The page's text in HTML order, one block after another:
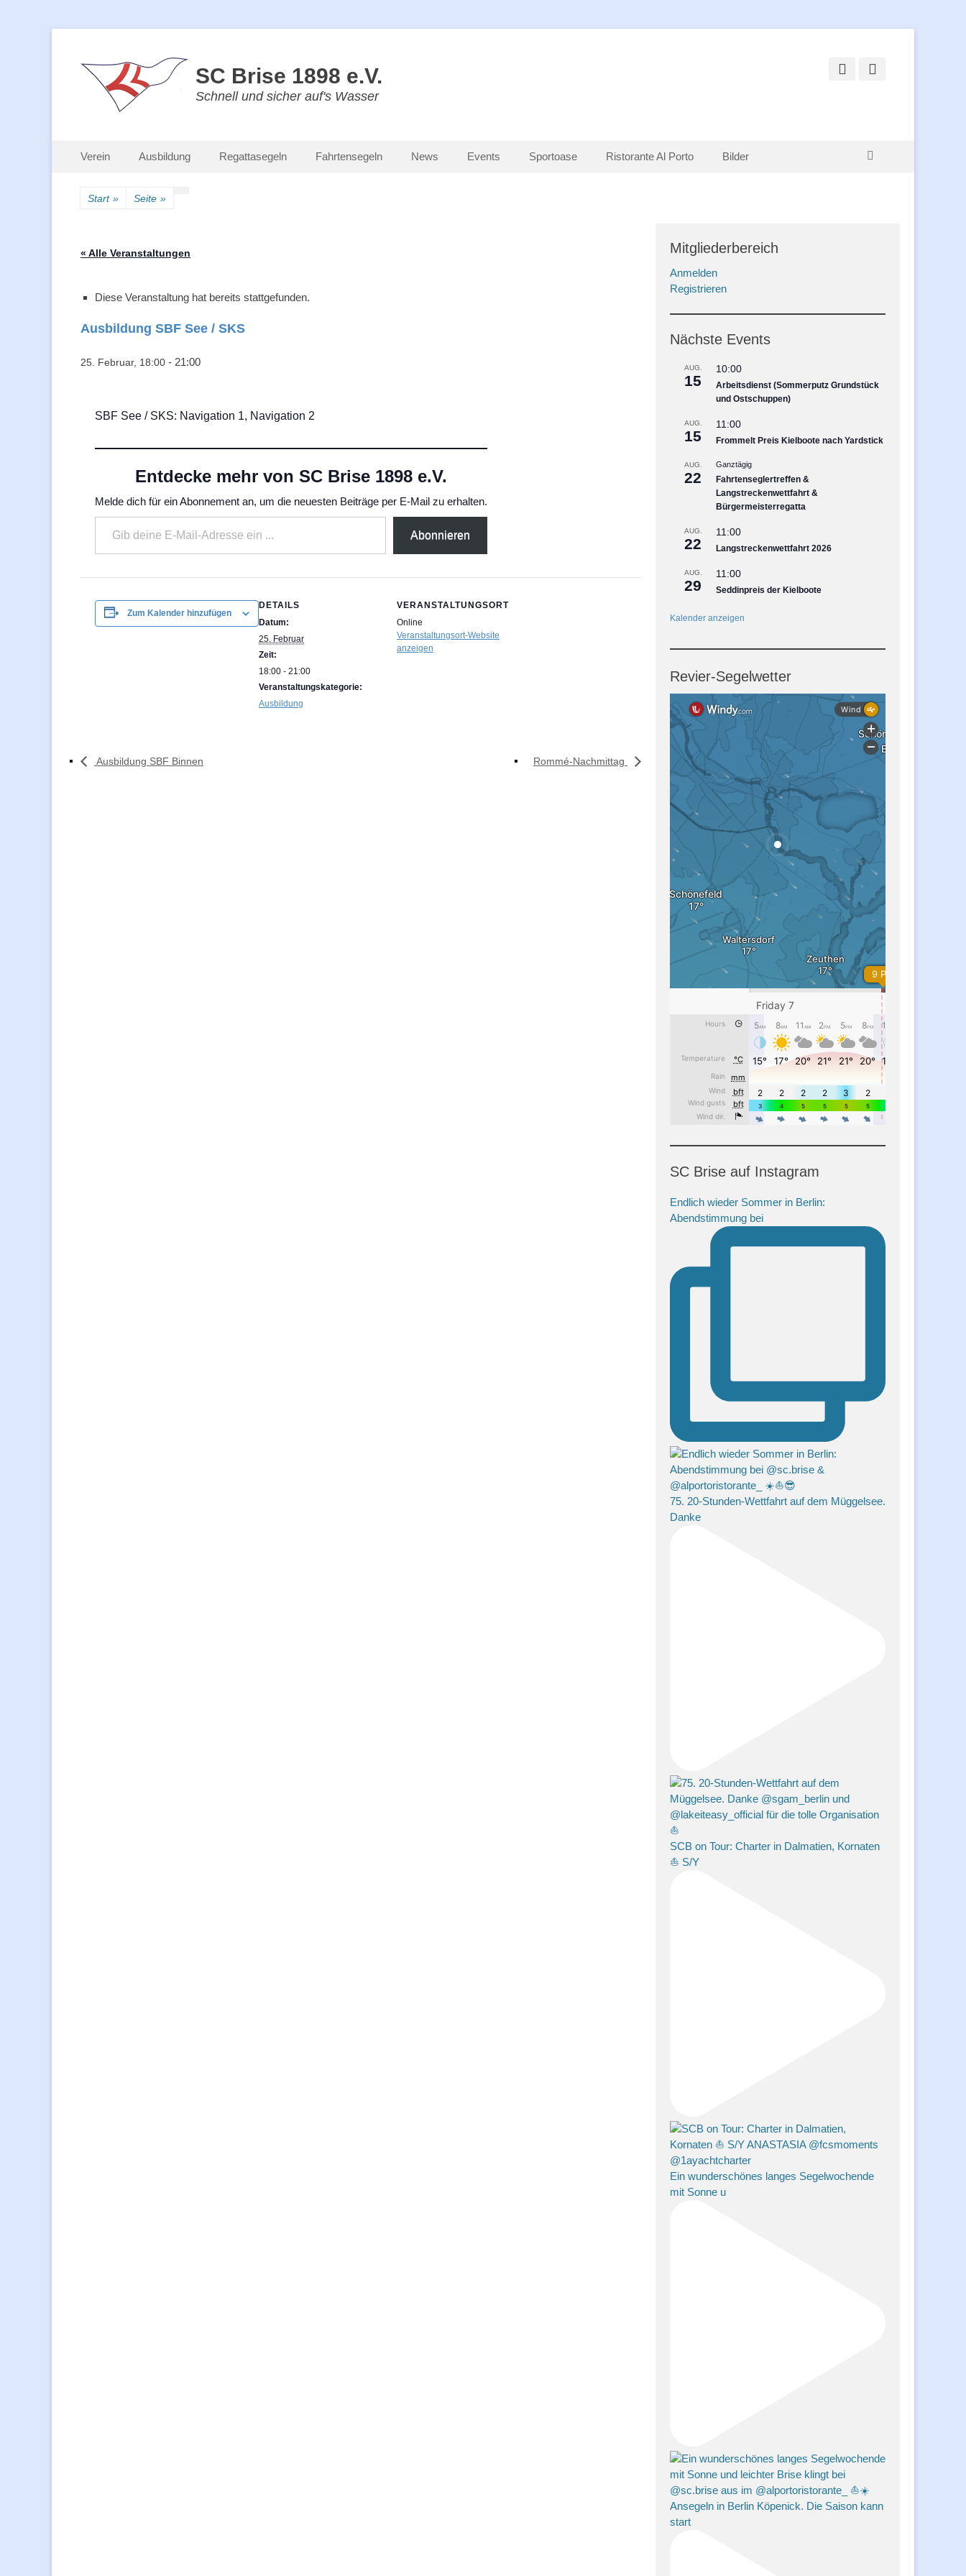
SC Brise 1898 e.V.
Schnell und sicher auf's Wasser
Facebook
Primäres Menü
Inhalt
Verein Ausbildung Regattasegeln Fahrtensegeln News Events Sportoase Ristorante Al Porto Bilder
Start » Seite »
« Alle Veranstaltungen
Diese Veranstaltung hat bereits stattgefunden.
Ausbildung SBF See / SKS
25. Februar, 18:00 - 21:00
SBF See / SKS: Navigation 1, Navigation 2
Entdecke mehr von SC Brise 1898 e.V.
Melde dich für ein Abonnement an, um die neuesten Beiträge per E-Mail zu erhalten.
Gib deine E-Mail-Adresse ein ...
Abonnieren
Zum Kalender hinzufügen
DETAILS
Datum:
25. Februar
Zeit:
18:00 - 21:00
Veranstaltungskategorie:
Ausbildung
VERANSTALTUNGSORT
Online
Veranstaltungsort-Website
anzeigen
Ausbildung SBF Binnen Rommé-Nachmittag
Mitgliederbereich
Anmelden
Registrieren
Nächste Events
AUG.
15
10:00
Arbeitsdienst (Sommerputz Grundstück
und Ostschuppen)
AUG.
15
11:00
Frommelt Preis Kielboote nach Yardstick
AUG.
22
Ganztägig
Fahrtenseglertreffen &
Langstreckenwettfahrt &
Bürgermeisterregatta
AUG.
22
11:00
Langstreckenwettfahrt 2026
AUG.
29
11:00
Seddinpreis der Kielboote
Kalender anzeigen
Revier-Segelwetter
SC Brise auf Instagram
Endlich wieder Sommer in Berlin:
Abendstimmung bei
75. 20-Stunden-Wettfahrt auf dem Müggelsee.
Danke
SCB on Tour: Charter in Dalmatien, Kornaten
⛵️ S/Y
Ein wunderschönes langes Segelwochende
mit Sonne u
Ansegeln in Berlin Köpenick. Die Saison kann
start